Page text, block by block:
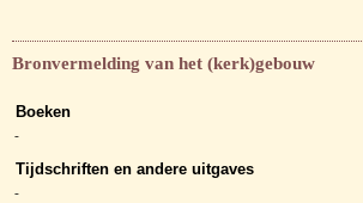
Bronvermelding van het (kerk)gebouw
Boeken
-
Tijdschriften en andere uitgaves
-